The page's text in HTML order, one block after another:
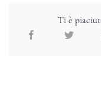
Ti è